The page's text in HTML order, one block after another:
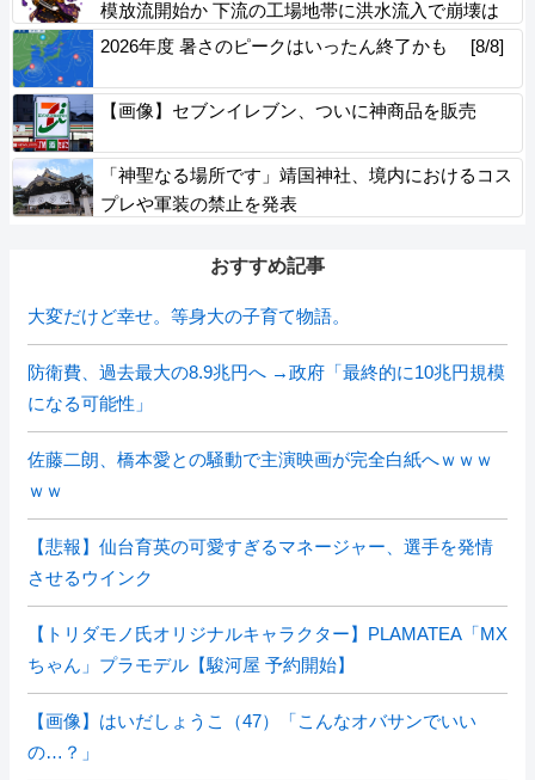
模放流開始か 下流の工場地帯に洪水流入で崩壊は
じまる
2026年度 暑さのピークはいったん終了かも [8/8]
【画像】セブンイレブン、ついに神商品を販売
「神聖なる場所です」靖国神社、境内におけるコス
プレや軍装の禁止を発表
おすすめ記事
大変だけど幸せ。等身大の子育て物語。
防衛費、過去最大の8.9兆円へ →政府「最終的に10兆円規模
になる可能性」
佐藤二朗、橋本愛との騒動で主演映画が完全白紙へｗｗｗ
ｗｗ
【悲報】仙台育英の可愛すぎるマネージャー、選手を発情
させるウインク
【トリダモノ氏オリジナルキャラクター】PLAMATEA「MX
ちゃん」プラモデル【駿河屋 予約開始】
【画像】はいだしょうこ（47）「こんなオバサンでいい
の…？」